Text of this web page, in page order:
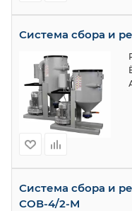
Система сбора и
Система сбора и
СОВ-4/2-М